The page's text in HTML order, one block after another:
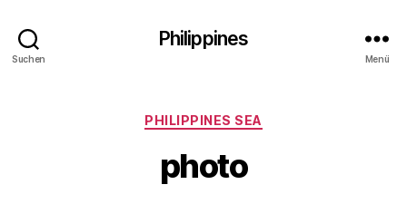
Suchen
Philippines
Menü
Kategorien
PHILIPPINES SEA
photo